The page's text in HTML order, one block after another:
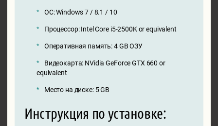
ОС: Windows 7 / 8.1 / 10
Процессор: Intel Core i5-2500K or equivalent
Оперативная память: 4 GB ОЗУ
Видеокарта: NVidia GeForce GTX 660 or
equivalent
Место на диске: 5 GB
Инструкция по установке: